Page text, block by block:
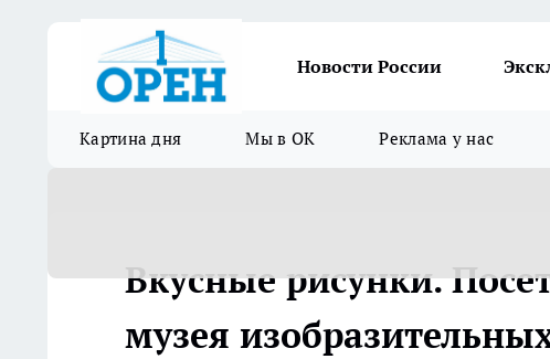
Новости России
Картина дня Мы в ОК Реклама у нас
Вкусные рисунки.
музея